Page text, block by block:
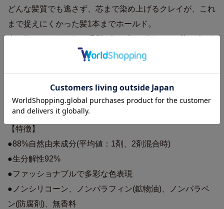
どんな髪質でも逃さず、芯まで染め上げるクレイが、これ
まで捉えにくかった髪1本までホールド。
も、一般的なナチュラル系カラー剤のイメージを覆す艶感
や色持ちを実現します。
【特徴】
●88%自然由来成分(平均値：1剤、2剤混合時)
●生分解性92%
●ファッショナブルで多彩な色表現
●ノンシリコーン、ノンパラフィン(鉱物油)、ノンパラベ
ン(防腐剤)、無香料